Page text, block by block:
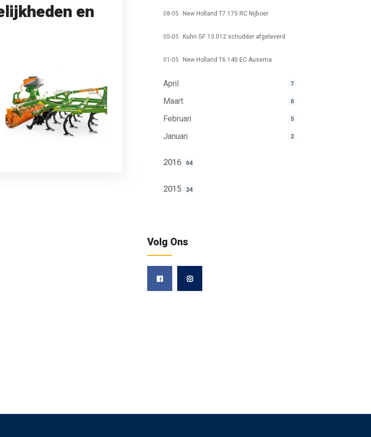
en
08-05 New Holland T7.175 RC Nijboer
05-05 Kuhn GF 13.012 schudder afgeleverd
01-05 New Holland T6.140 EC Ausema
April 7
Maart 6
Februari 5
Januari 2
2016 64
2015 24
Volg Ons